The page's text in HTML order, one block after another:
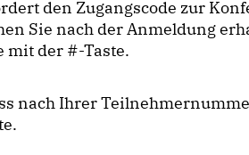
den Zugangscode zur
Sie nach der Anmeldung
mit der #-Taste.
nach Ihrer